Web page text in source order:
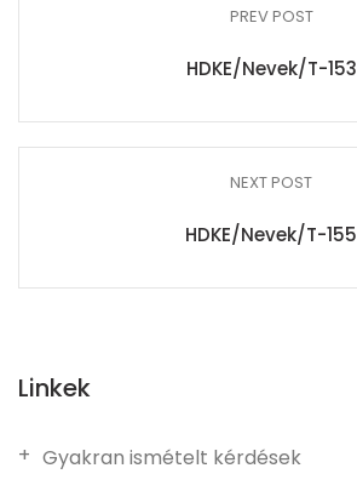
PREV POST
HDKE/Nevek/T-153
NEXT POST
HDKE/Nevek/T-155
Linkek
Gyakran ismételt kérdések